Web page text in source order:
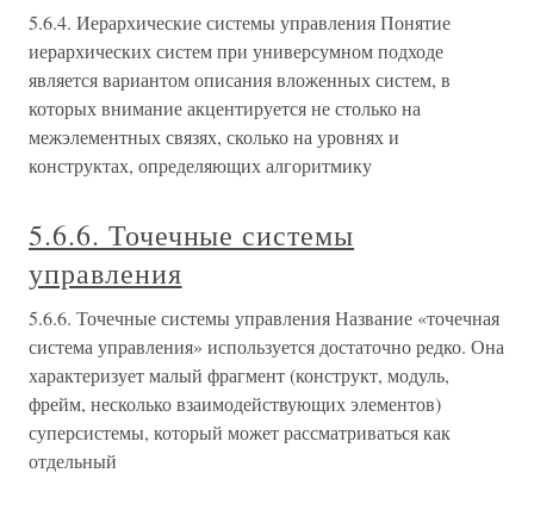
5.6.4. Иерархические системы управления Понятие
иерархических систем при универсумном подходе
является вариантом описания вложенных систем, в
которых внимание акцентируется не столько на
межэлементных связях, сколько на уровнях и
конструктах, определяющих алгоритмику
5.6.6. Точечные системы
управления
5.6.6. Точечные системы управления Название «точечная
система управления» используется достаточно редко. Она
характеризует малый фрагмент (конструкт, модуль,
фрейм, несколько взаимодействующих элементов)
суперсистемы, который может рассматриваться как
отдельный